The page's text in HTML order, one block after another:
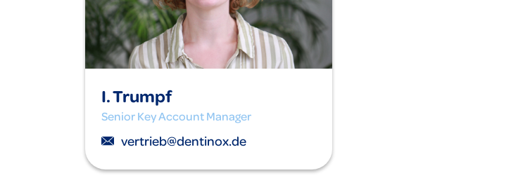
I. Trumpf
Senior Key Account Manager
vertrieb@dentinox.de